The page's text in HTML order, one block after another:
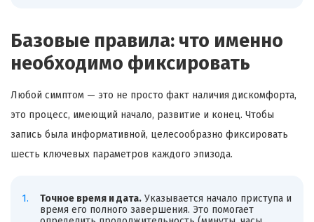
Базовые правила: что именно
необходимо фиксировать
Любой симптом — это не просто факт наличия дискомфорта,
это процесс, имеющий начало, развитие и конец. Чтобы
запись была информативной, целесообразно фиксировать
шесть ключевых параметров каждого эпизода.
Точное время и дата.Указывается начало приступа и
время его полного завершения. Это помогает